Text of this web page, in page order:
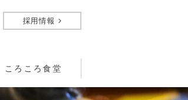
ころころ食堂
採用情報